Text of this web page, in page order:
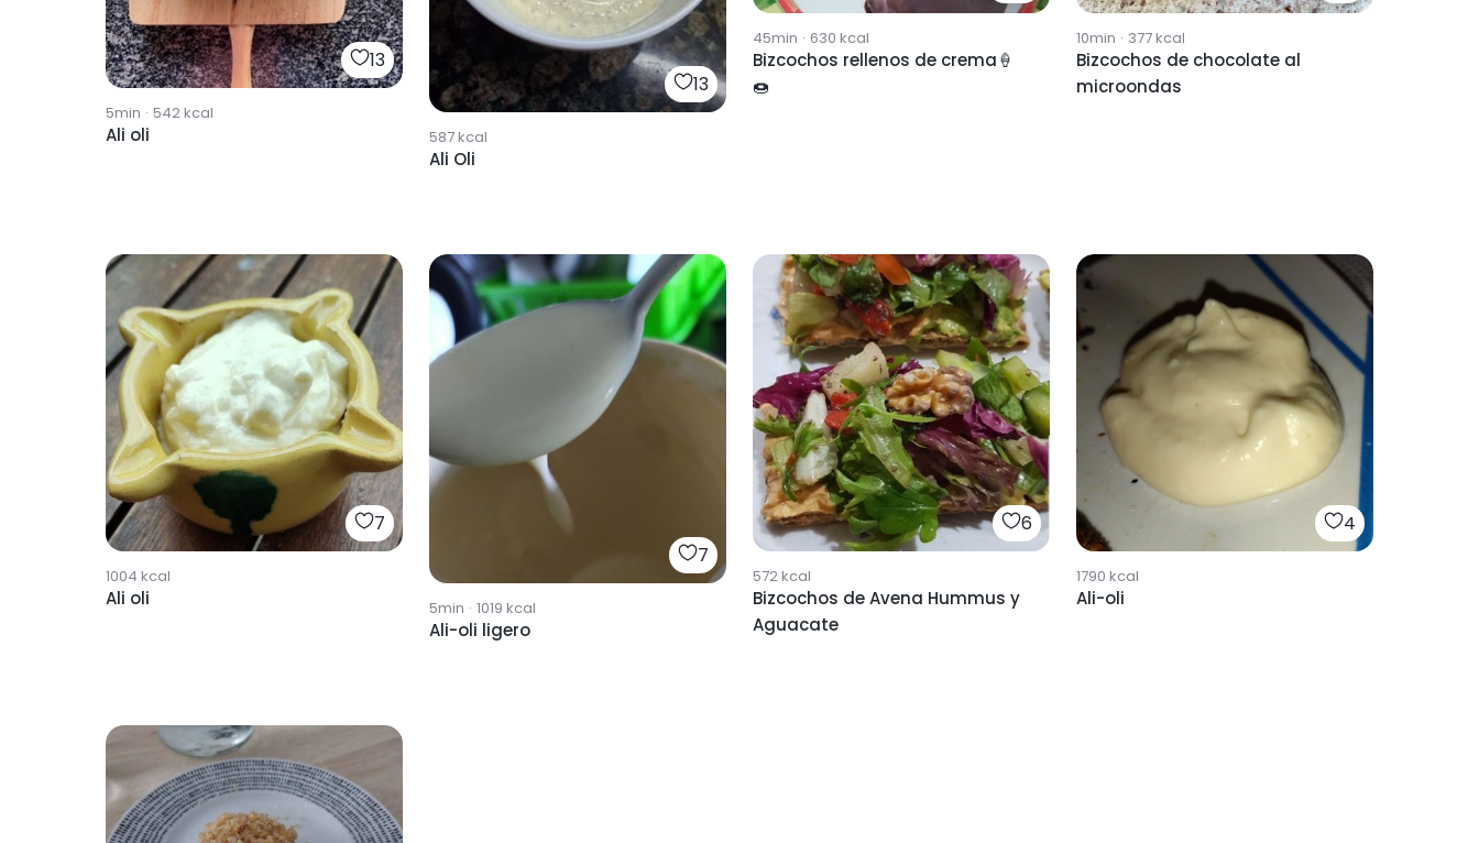
13
5min · 542kcal
Ali oli
13
587kcal
Ali Oli
45min · 630 kcal
Bizcochos rellenos de crema🍦
🍩
10min · 377kcal
Bizcochos de chocolate al
microondas
7
1004 kcal
Ali oli
7
5min · 1019 kcal
Ali-oli ligero
6
572kcal
Bizcochos de Avena Hummus y
Aguacate
4
1790 kcal
Ali-oli